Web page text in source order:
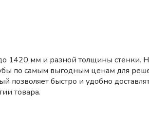
1420 мм и разной толщины стенки.
по самым выгодным ценам для
позволяет быстро и удобно
товара.